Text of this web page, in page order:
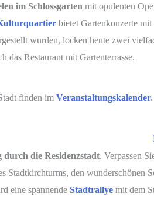
im Schlossgarten mit opulenten
bietet Gartenkonzerte
wurden, locken heute zwei
das Restaurant mit Gartenterrasse.
finden im Veranstaltungskalender.
durch die Residenzstadt. Verpassen
Stadtkirchturms, den wunderschönen
eine spannende Stadtrallye mit dem